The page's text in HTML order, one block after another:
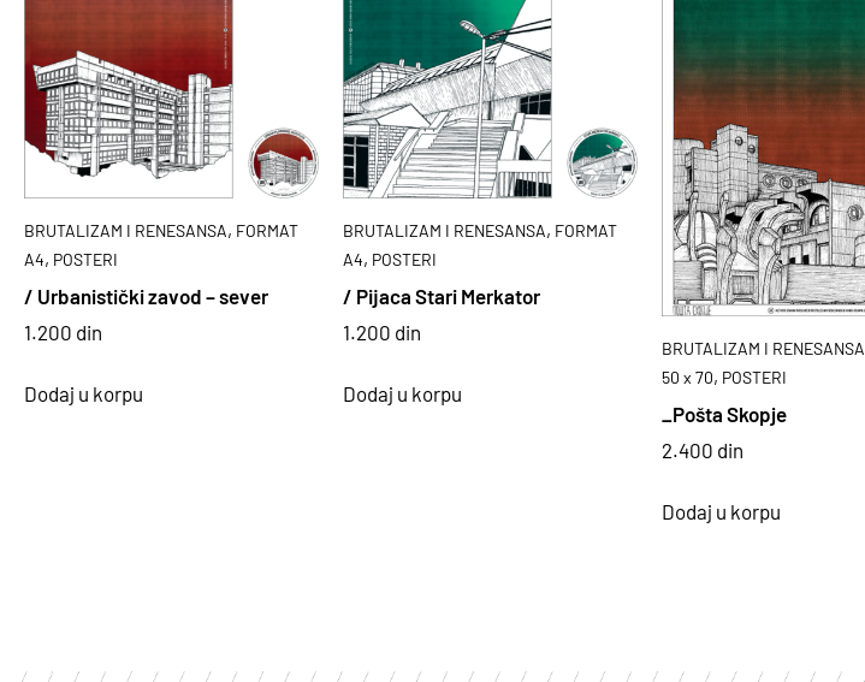
BRUTALIZAM I RENESANSA, FORMAT
A4, POSTERI
/ Urbanistički zavod – sever
1.200 din
Dodaj u korpu
BRUTALIZAM I RENESANSA, FORMAT
A4, POSTERI
/ Pijaca Stari Merkator
1.200 din
Dodaj u korpu
BRUTALIZAM I RENESANSA
50 x 70, POSTERI
_Pošta Skopje
2.400 din
Dodaj u korpu